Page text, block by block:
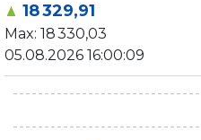
18 329,91
Max: 18 330,03
05.08.2026 16:00:09